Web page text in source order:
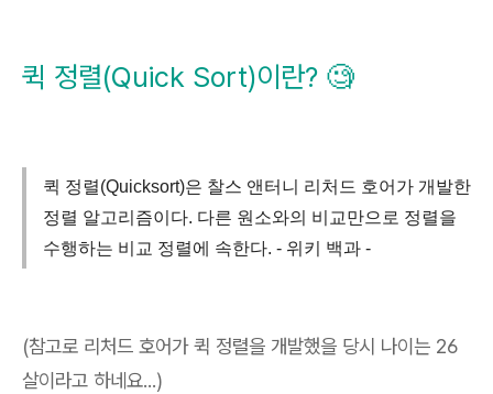
퀵 정렬(Quick Sort)이란? 🧐
퀵 정렬(Quicksort)은 찰스 앤터니 리처드 호어가 개발한
정렬 알고리즘이다. 다른 원소와의 비교만으로 정렬을
수행하는 비교 정렬에 속한다. - 위키 백과 -
(참고로 리처드 호어가 퀵 정렬을 개발했을 당시 나이는 26
살이라고 하네요...)